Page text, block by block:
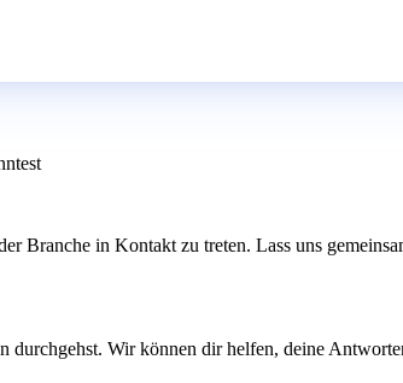
Branche in Kontakt zu treten. Lass uns
durchgehst. Wir können dir helfen, deine